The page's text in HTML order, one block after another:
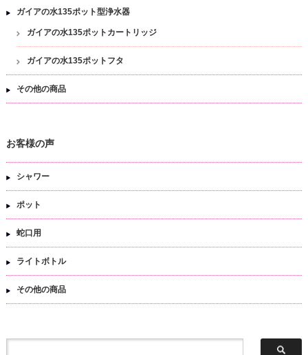
ガイアの水135ポット型浄水器
ガイアの水135ポットカートリッジ
ガイアの水135ポットフタ
その他の商品
お客様の声
シャワー
ポット
蛇口用
ライトボトル
その他の商品